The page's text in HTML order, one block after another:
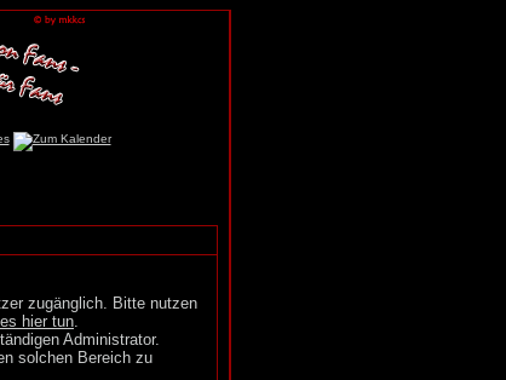
zugänglich. Bitte nutzen
hier tun.
Administrator.
solchen Bereich zu